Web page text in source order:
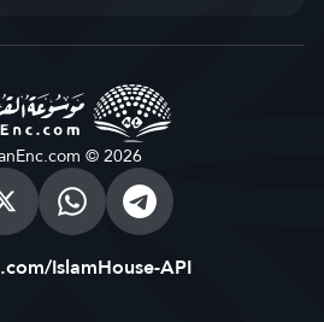
© 2026
IslamHouse-API